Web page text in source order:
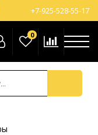
+7-925-528-55-17
0